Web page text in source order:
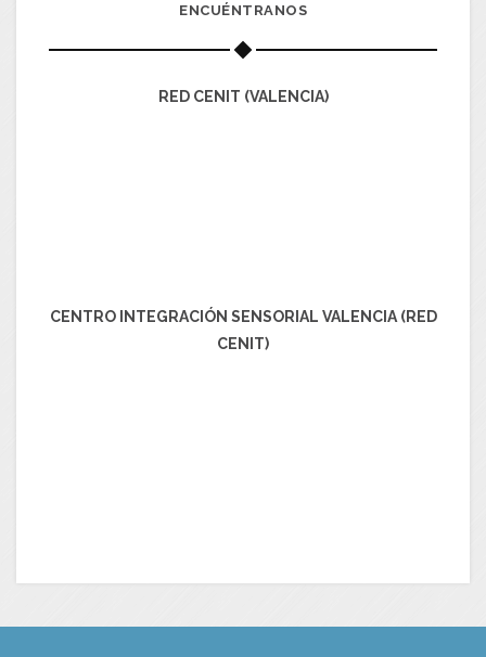
ENCUÉNTRANOS
RED CENIT (VALENCIA)
CENTRO INTEGRACIÓN SENSORIAL VALENCIA (RED
CENIT)